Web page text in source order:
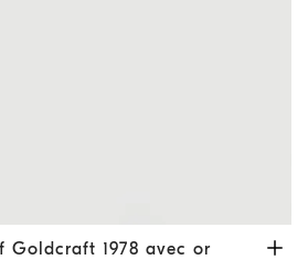
1978 avec or Gris Mat / Or
Goldcraft 1978 avec or